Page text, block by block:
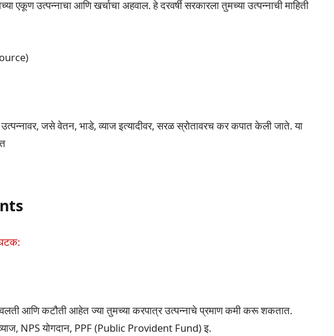
एकूण उत्पन्नाचा आणि खर्चाचा अहवाल. हे दरवर्षी सरकारला तुमच्या उत्पन्नाची माहिती
उत्पन्नावर, जसे वेतन, भाडे, व्याज इत्यादीवर, सरळ स्रोतावरच कर कपात केली जाते. या
आणि कटौती आहेत ज्या तुमच्या करपात्र उत्पन्नाचे प्रमाण कमी करू शकतात.
व्याज, NPS योगदान, PPF (Public Provident Fund) इ.